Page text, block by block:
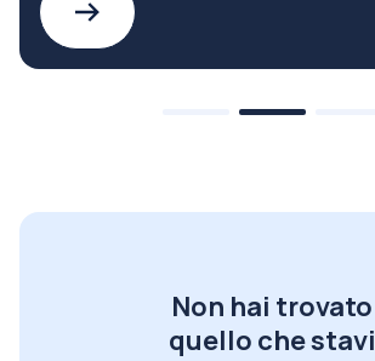
Non hai trovato
quello che stavi